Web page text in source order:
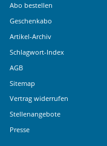
Abo bestellen
Geschenkabo
Artikel-Archiv
Schlagwort-Index
AGB
Sitemap
Vertrag widerrufen
Stellenangebote
Presse